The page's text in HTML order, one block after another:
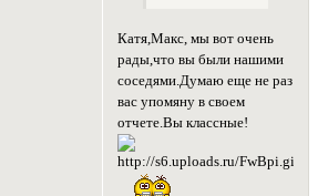
Катя,Макс, мы вот очень
рады,что вы были нашими
соседями.Думаю еще не раз
вас упомяну в своем
отчете.Вы классные!